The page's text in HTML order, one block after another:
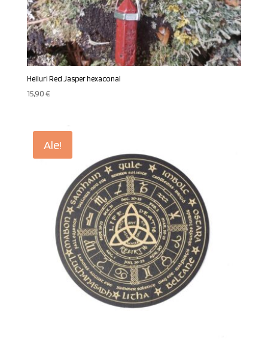
Heiluri Red Jasper hexaconal
15,90€
Ale!